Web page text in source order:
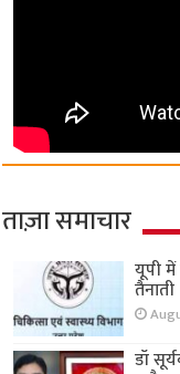
ताज़ा समाचार
यूपी
तैनाती
डॉ